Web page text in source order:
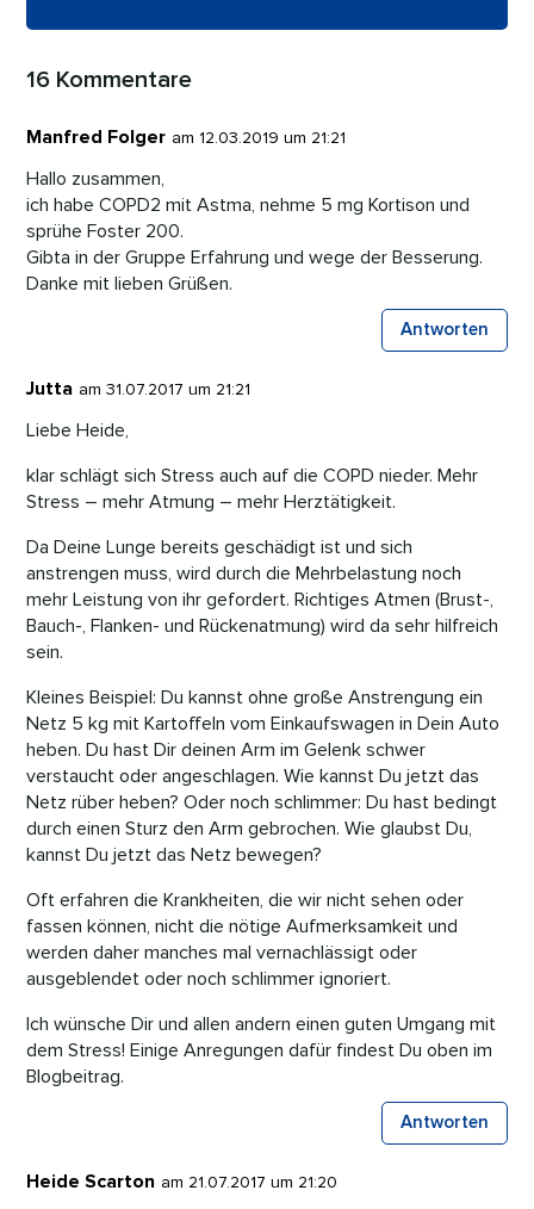
16 Kommentare
Manfred Folger am 12.03.2019 um 21:21
Hallo zusammen,
ich habe COPD2 mit Astma, nehme 5 mg Kortison und
sprühe Foster 200.
Gibta in der Gruppe Erfahrung und wege der Besserung.
Danke mit lieben Grüßen.
Antworten
Jutta am 31.07.2017 um 21:21
Liebe Heide,
klar schlägt sich Stress auch auf die COPD nieder. Mehr
Stress – mehr Atmung – mehr Herztätigkeit.
Da Deine Lunge bereits geschädigt ist und sich
anstrengen muss, wird durch die Mehrbelastung noch
mehr Leistung von ihr gefordert. Richtiges Atmen (Brust-,
Bauch-, Flanken- und Rückenatmung) wird da sehr hilfreich
sein.
Kleines Beispiel: Du kannst ohne große Anstrengung ein
Netz 5 kg mit Kartoffeln vom Einkaufswagen in Dein Auto
heben. Du hast Dir deinen Arm im Gelenk schwer
verstaucht oder angeschlagen. Wie kannst Du jetzt das
Netz rüber heben? Oder noch schlimmer: Du hast bedingt
durch einen Sturz den Arm gebrochen. Wie glaubst Du,
kannst Du jetzt das Netz bewegen?
Oft erfahren die Krankheiten, die wir nicht sehen oder
fassen können, nicht die nötige Aufmerksamkeit und
werden daher manches mal vernachlässigt oder
ausgeblendet oder noch schlimmer ignoriert.
Ich wünsche Dir und allen andern einen guten Umgang mit
dem Stress! Einige Anregungen dafür findest Du oben im
Blogbeitrag.
Antworten
Heide Scarton am 21.07.2017 um 21:20